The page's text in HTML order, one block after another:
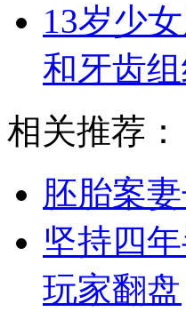
13岁少
和牙齿
相关推荐：
胚胎案
坚持四
玩家翻盘